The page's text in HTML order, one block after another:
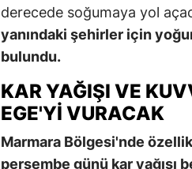
derecede soğumaya yol
yanındaki şehirler için
bulundu.
KAR YAĞIŞI VE
EGE'YI VURACAK
Marmara Bölgesi'nde
perşembe günü kar yağışı